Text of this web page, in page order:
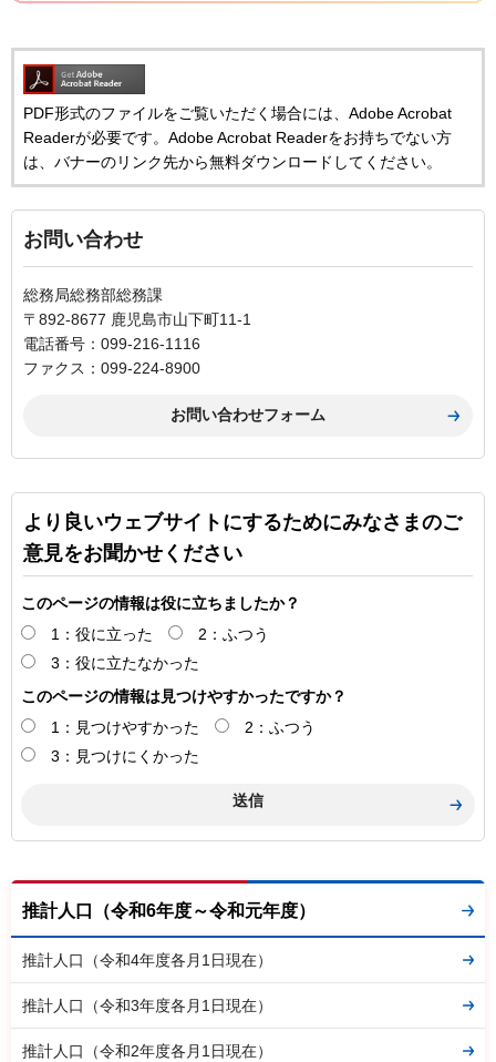
PDF形式のファイルをご覧いただく場合には、Adobe Acrobat
Readerが必要です。Adobe Acrobat Readerをお持ちでない方
は、バナーのリンク先から無料ダウンロードしてください。
お問い合わせ
総務局総務部総務課
〒892-8677 鹿児島市山下町11-1
電話番号：099-216-1116
ファクス：099-224-8900
より良いウェブサイトにするためにみなさまのご
意見をお聞かせください
このページの情報は役に立ちましたか？
1：役に立った
2：ふつう
3：役に立たなかった
このページの情報は見つけやすかったですか？
1：見つけやすかった
2：ふつう
3：見つけにくかった
推計人口（令和6年度～令和元年度）
推計人口（令和4年度各月1日現在）
推計人口（令和3年度各月1日現在）
推計人口（令和2年度各月1日現在）